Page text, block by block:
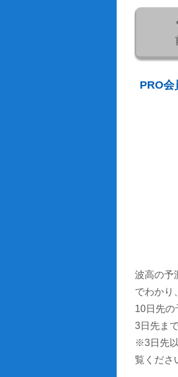
PRO会
波高の予
でわかり
10日先の
3日先ま
※3日先
覧くださ